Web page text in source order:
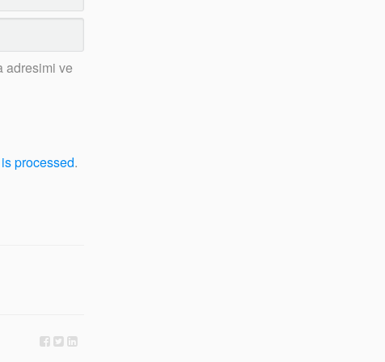
adresimi ve
processed.